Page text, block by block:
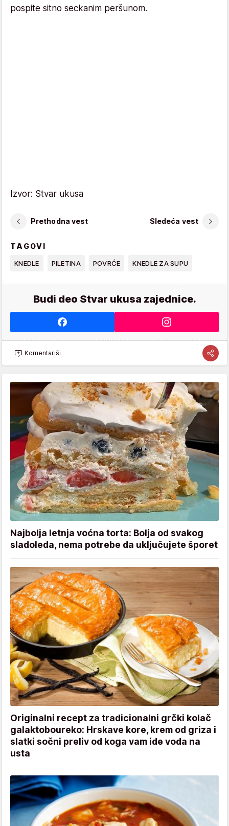
pospite sitno seckanim peršunom.
Izvor: Stvar ukusa
Prethodna vest Sledeća vest
TAGOVI
KNEDLE PILETINA POVRĆE KNEDLE ZA SUPU
Budi deo Stvar ukusa zajednice.
Komentariši
Najbolja letnja voćna torta: Bolja od svakog
sladoleda, nema potrebe da uključujete šporet
Originalni recept za tradicionalni grčki kolač
galaktoboureko: Hrskave kore, krem od griza i
slatki sočni preliv od koga vam ide voda na
usta